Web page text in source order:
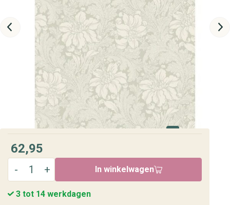
62,95
In winkelwagen
3 tot 14 werkdagen